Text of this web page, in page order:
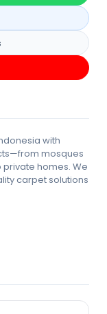
with
mosques
homes. We
carpet solutions